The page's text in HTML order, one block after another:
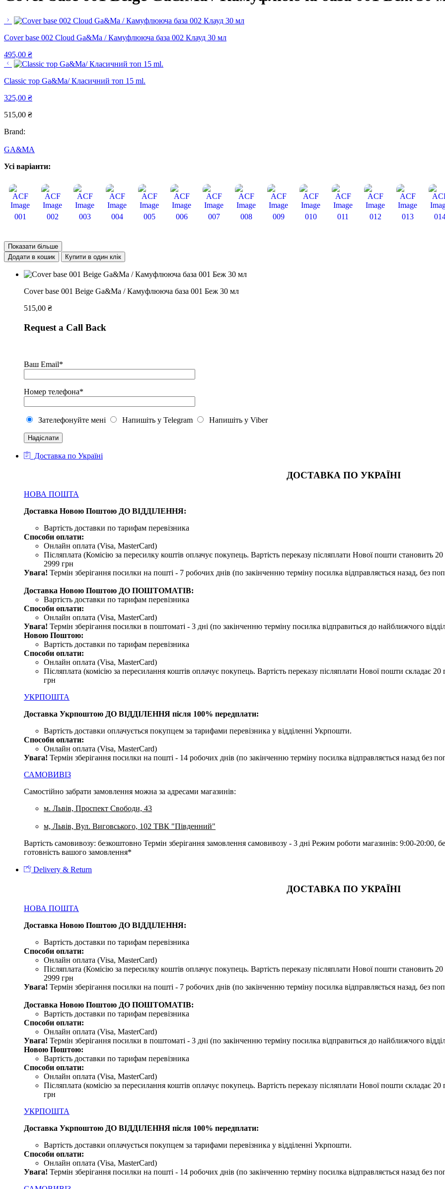
Cover base 002 Cloud Ga&Ma / Камуфлююча база 002 Клауд 30 мл
495,00 ₴
Classic тоp Ga&Ma/ Класичний топ 15 ml.
325,00 ₴
515,00 ₴
Brand:
GA&MA
Усі варіанти:
001 002 003 004 005 006 007 008 009 010 011 012 013
Показати більше
Додати в кошик
Купити в один клік
Cover base 001 Beige Ga&Ma / Камуфлююча база 001 Беж 30 мл
515,00 ₴
Request a Call Back
Ваш Email*
Номер телефона*
Зателефонуйте мені Напишіть у Telegram Напишіть у Viber
Доставка по Україні
ДОСТАВКА ПО УКРАЇНІ
НОВА ПОШТА
Доставка Новою Поштою ДО ВІДДІЛЕННЯ:
Вартість доставки по тарифам перевізника
Способи оплати:
Онлайн оплата (Visa, MasterCard)
Післяплата (Комісію за пересилку коштів оплачує покупець. Вартість переказу післяплати Нової пошти становить
2999 грн
Увага! Термін зберігання посилки на пошті - 7 робочих днів (по закінченню терміну посилка відправляється назад, без
Доставка Новою Поштою ДО ПОШТОМАТІВ:
Вартість доставки по тарифам перевізника
Способи оплати:
Онлайн оплата (Visa, MasterCard)
Увага! Термін зберігання посилки в поштоматі - 3 дні (по закінченню терміну посилка відправиться до найближчого
Новою Поштою:
Вартість доставки по тарифам перевізника
Способи оплати:
Онлайн оплата (Visa, MasterCard)
Післяплата (комісію за пересилання коштів оплачує покупець. Вартість переказу післяплати Нової пошти складає
грн
УКРПОШТА
Доставка Укрпоштою ДО ВІДДІЛЕННЯ після 100% передплати:
Вартість доставки оплачується покупцем за тарифами перевізника у відділенні Укрпошти.
Способи оплати:
Онлайн оплата (Visa, MasterCard)
Увага! Термін зберігання посилки на пошті - 14 робочих днів (по закінченню терміну посилка відправляється назад без
САМОВИВІЗ
Самостійно забрати замовлення можна за адресами магазинів:
м. Львів, Проспект Свободи, 43
м, Львів, Вул. Виговського, 102 ТВК "Південний"
Вартість самовивозу: безкоштовно Термін зберігання замовлення самовивозу - 3 дні Режим роботи магазинів: 9:00-20:00,
готовність вашого замовлення*
Delivery & Return
ДОСТАВКА ПО УКРАЇНІ
НОВА ПОШТА
Доставка Новою Поштою ДО ВІДДІЛЕННЯ:
Вартість доставки по тарифам перевізника
Способи оплати:
Онлайн оплата (Visa, MasterCard)
Післяплата (Комісію за пересилку коштів оплачує покупець. Вартість переказу післяплати Нової пошти становить
2999 грн
Увага! Термін зберігання посилки на пошті - 7 робочих днів (по закінченню терміну посилка відправляється назад, без
Доставка Новою Поштою ДО ПОШТОМАТІВ:
Вартість доставки по тарифам перевізника
Способи оплати:
Онлайн оплата (Visa, MasterCard)
Увага! Термін зберігання посилки в поштоматі - 3 дні (по закінченню терміну посилка відправиться до найближчого
Новою Поштою:
Вартість доставки по тарифам перевізника
Способи оплати:
Онлайн оплата (Visa, MasterCard)
Післяплата (комісію за пересилання коштів оплачує покупець. Вартість переказу післяплати Нової пошти складає
грн
УКРПОШТА
Доставка Укрпоштою ДО ВІДДІЛЕННЯ після 100% передплати:
Вартість доставки оплачується покупцем за тарифами перевізника у відділенні Укрпошти.
Способи оплати:
Онлайн оплата (Visa, MasterCard)
Увага! Термін зберігання посилки на пошті - 14 робочих днів (по закінченню терміну посилка відправляється назад без